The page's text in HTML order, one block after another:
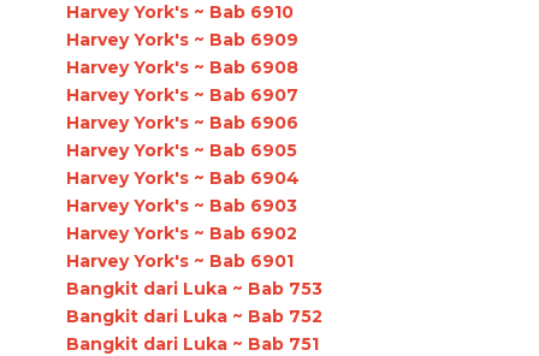
Harvey York's ~ Bab 6910
Harvey York's ~ Bab 6909
Harvey York's ~ Bab 6908
Harvey York's ~ Bab 6907
Harvey York's ~ Bab 6906
Harvey York's ~ Bab 6905
Harvey York's ~ Bab 6904
Harvey York's ~ Bab 6903
Harvey York's ~ Bab 6902
Harvey York's ~ Bab 6901
Bangkit dari Luka ~ Bab 753
Bangkit dari Luka ~ Bab 752
Bangkit dari Luka ~ Bab 751